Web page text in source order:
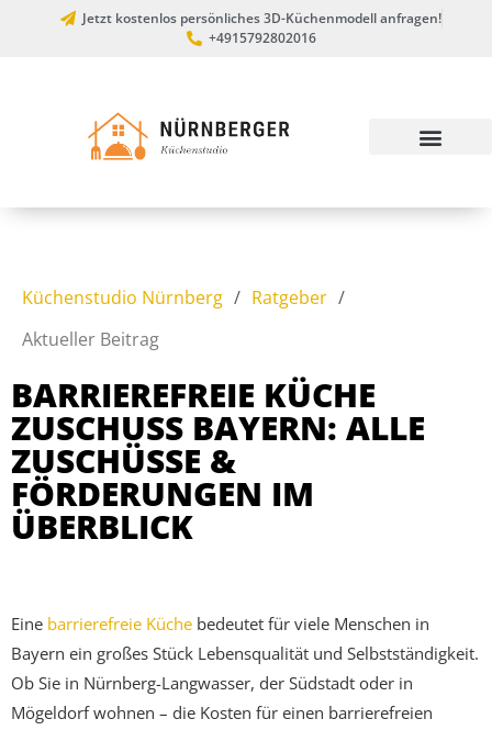
Jetzt kostenlos persönliches 3D-Küchenmodell anfragen!
+4915792802016
Küchenstudio Nürnberg / Ratgeber /
Aktueller Beitrag
BARRIEREFREIE KÜCHE
ZUSCHUSS BAYERN: ALLE
ZUSCHÜSSE &
FÖRDERUNGEN IM
ÜBERBLICK
Eine barrierefreie Küche bedeutet für viele Menschen in
Bayern ein großes Stück Lebensqualität und Selbstständigkeit.
Ob Sie in Nürnberg-Langwasser, der Südstadt oder in
Mögeldorf wohnen – die Kosten für einen barrierefreien